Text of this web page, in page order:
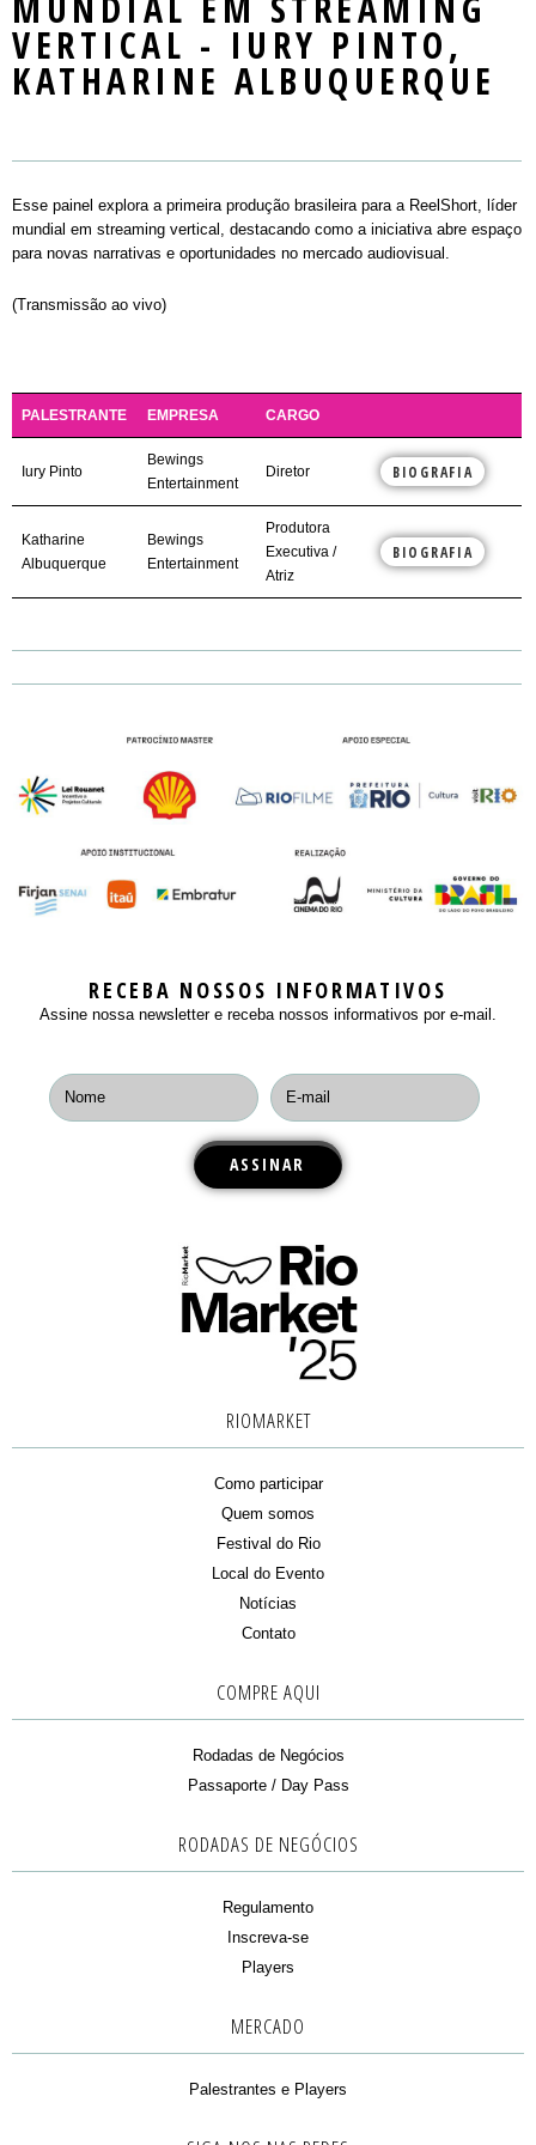
NOTÍCIAS
MASTERCLASS
ROUND TABLES
EXIBIÇÃO
RIOMARKET JOVEM
REGULAMENTO
INSCREVA-SE
Mercado
PALESTRANTES E PLAYERS
VERTICAL - IURY PINTO,
KATHARINE ALBUQUERQUE
Esse painel explora a primeira produção brasileira para a ReelShort, líder
mundial em streaming vertical, destacando como a iniciativa abre espaço
para novas narrativas e oportunidades no mercado audiovisual.
(Transmissão ao vivo)
PALESTRANTE EMPRESA CARGO
Iury Pinto
Bewings
Entertainment
Diretor BIOGRAFIA
Katharine
Albuquerque
Bewings
Entertainment
Produtora
Executiva /
Atriz
BIOGRAFIA
RECEBA NOSSOS INFORMATIVOS
Assine nossa newsletter e receba nossos informativos por e-mail.
RIOMARKET
Como participar
Quem somos
Festival do Rio
Local do Evento
Notícias
Contato
COMPRE AQUI
Rodadas de Negócios
Passaporte / Day Pass
RODADAS DE NEGÓCIOS
Regulamento
Inscreva-se
Players
MERCADO
Palestrantes e Players